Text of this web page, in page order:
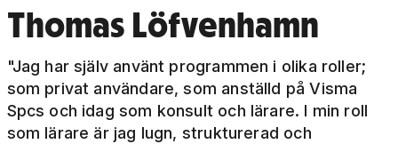
Thomas Löfvenhamn
"Jag har själv använt programmen i olika roller;
som privat användare, som anställd på Visma
Spcs och idag som konsult och lärare. I min roll
som lärare är jag lugn, strukturerad och